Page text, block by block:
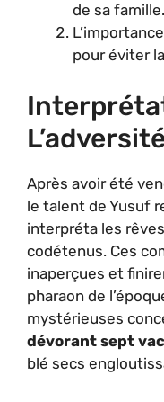
de sa famille.
pour éviter
L’adversité
Après avoir été
le talent de Yusuf
interpréta les
codétenus. Ces
inaperçues et
pharaon de
mystérieuses
dévorant sept
blé secs